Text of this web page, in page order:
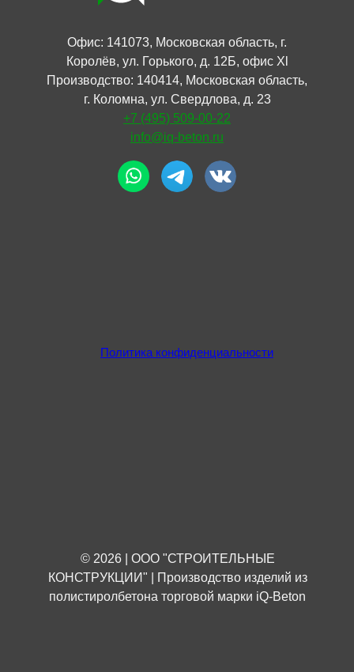
Офис: 141073, Московская область, г.
Королёв, ул. Горького, д. 12Б, офис Xl
Производство: 140414, Московская область,
г. Коломна, ул. Свердлова, д. 23
+7 (495) 509-00-22
info@iq-beton.ru
© 2026 | ООО "СТРОИТЕЛЬНЫЕ
КОНСТРУКЦИИ" | Производство изделий из
полистиролбетона торговой марки iQ-Beton
Политика конфиденциальности